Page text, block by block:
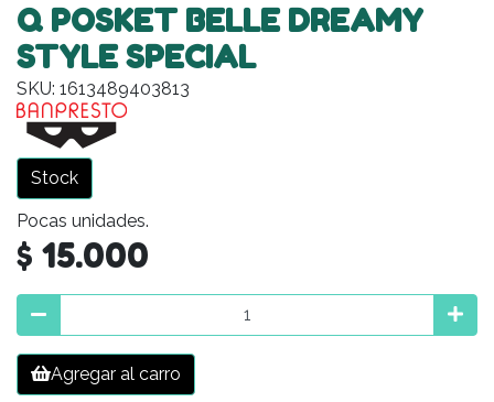
Q POSKET BELLE DREAMY
STYLE SPECIAL
SKU: 1613489403813
Stock
Pocas unidades.
$ 15.000
Agregar al carro